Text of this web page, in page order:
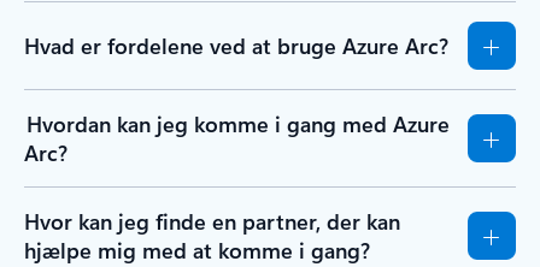
Hvad er fordelene ved at bruge Azure Arc?
Hvordan kan jeg komme i gang med Azure
Arc?
Hvor kan jeg finde en partner, der kan
hjælpe mig med at komme i gang?